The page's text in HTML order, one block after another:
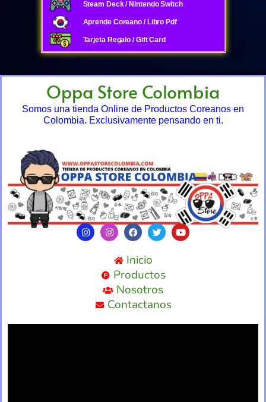
Steam Deck / Nintendo Switch
Aprende Coreano / Libro Pdf
Tarjeta Regalo / Gift Card
Oppa Store Colombia
Somos una tienda Online de Productos Coreanos en
Colombia. Exclusivamente pensando en ti.
Inicio
Productos
Nosotros
Contactanos